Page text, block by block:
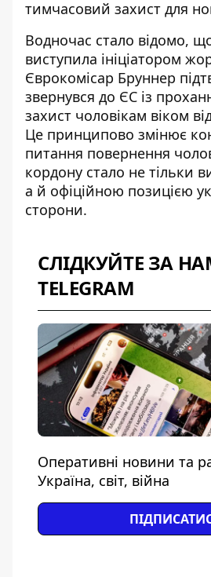
тимчасовий захист для
Водночас стало відомо,
виступила ініціатором
Єврокомісар Бруннер
звернувся до ЄС із
захист чоловікам віком
Це принципово змінює
питання повернення
кордону стало не тільки
а й офіційною позицією
сторони.
СЛІДКУЙТЕ ЗА
TELEGRAM
Оперативні новини та
Україна, світ, війна